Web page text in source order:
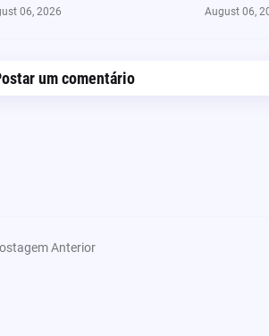
06, 2026 August 06,
um comentário
Anterior